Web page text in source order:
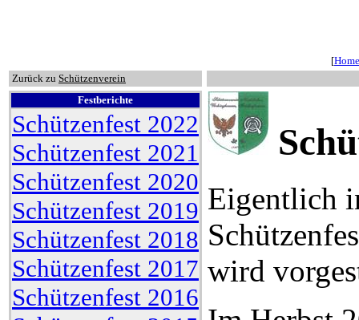
[Home
Zurück zu Schützenverein
Festberichte
Schützenfest 2022
Schützenfest 2021
Schützenfest 2020
Schützenfest 2019
Schützenfest 2018
Schützenfest 2017
Schützenfest 2016
Eigentlich
wird